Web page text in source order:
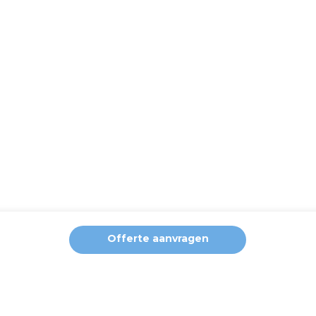
Offerte aanvragen